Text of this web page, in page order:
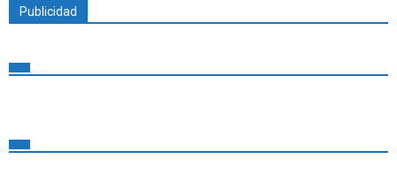
Publicidad